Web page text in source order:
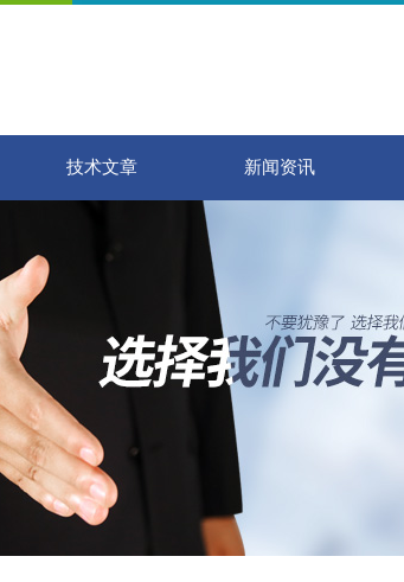
技术文章 新闻资讯